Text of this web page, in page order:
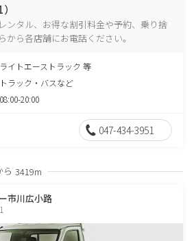
ンタル、お得な割引料金や予約、乗り捨
から各店舗にお電話ください。
ライトエーストラック 等
トラック・バスなど
08:00-20:00
047-434-3951
ら 3419m
市川広小路